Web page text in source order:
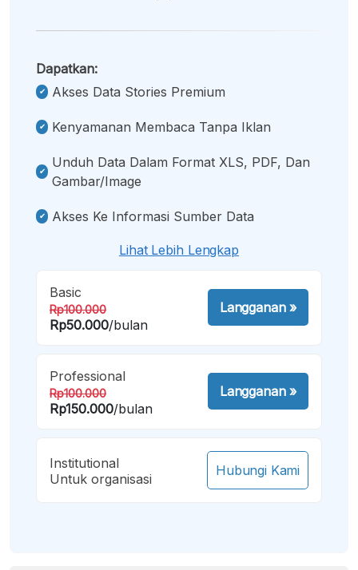
Dapatkan:
Akses Data Stories Premium
Kenyamanan Membaca Tanpa Iklan
Unduh Data Dalam Format XLS, PDF, Dan
Gambar/image
Akses Ke Informasi Sumber Data
Lihat Lebih Lengkap
Basic
Rp100.000
Rp50.000/bulan
Langganan»
Professional
Rp100.000
Rp150.000/bulan
Langganan»
Institutional
Untuk organisasi
Hubungi Kami